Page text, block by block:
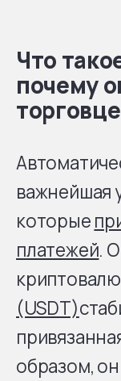
Что
почему
важнейшая
которые
платежей.
(USDT)
образом,